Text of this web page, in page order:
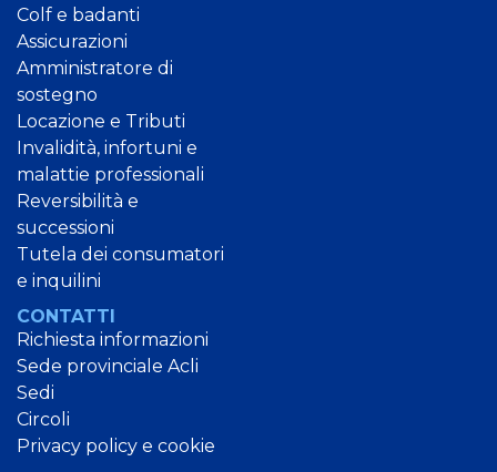
Colf e badanti
Assicurazioni
Amministratore di
sostegno
Locazione e Tributi
Invalidità, infortuni e
malattie professionali
Reversibilità e
successioni
Tutela dei consumatori
e inquilini
CONTATTI
Richiesta informazioni
Sede provinciale Acli
Sedi
Circoli
Privacy policy e cookie